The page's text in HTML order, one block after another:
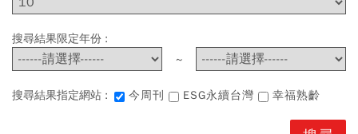
搜尋結果限定年份 :
~
搜尋結果指定網站 : 今周刊 ESG永續台灣 幸福熟齡